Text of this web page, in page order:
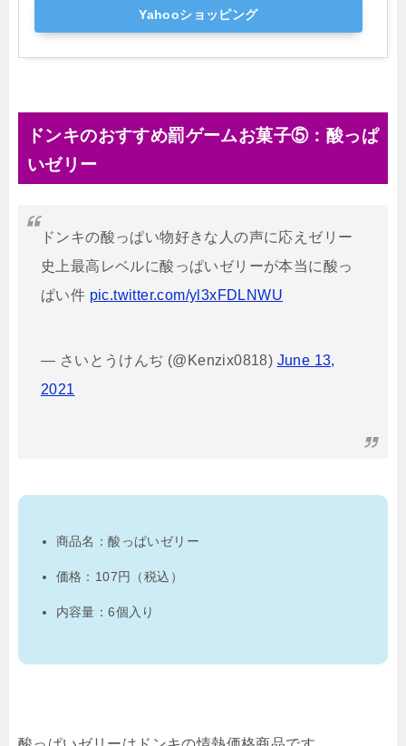
Yahooショッピング
ドンキのおすすめ罰ゲームお菓子⑤：酸っぱ
いゼリー
ドンキの酸っぱい物好きな人の声に応えゼリー
史上最高レベルに酸っぱいゼリーが本当に酸っ
ぱい件 pic.twitter.com/yl3xFDLNWU
— さいとうけんぢ (@Kenzix0818) June 13,
2021
商品名：酸っぱいゼリー
価格：107円（税込）
内容量：6個入り